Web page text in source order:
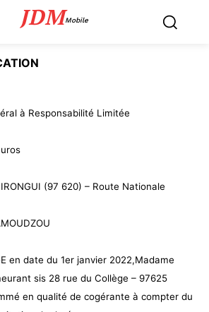
JDMMobile
à Responsabilité Limitée
(97 620) – Route Nationale
en date du 1er janvier 2022,Madame
sis 28 rue du Collège – 97625
en qualité de cogérante à compter du